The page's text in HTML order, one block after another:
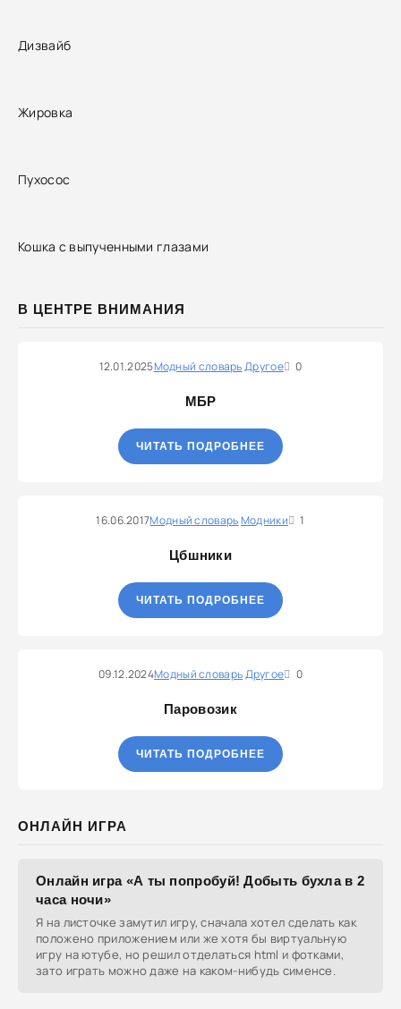
Дизвайб
Жировка
Пухосос
Кошка с выпученными глазами
В ЦЕНТРЕ ВНИМАНИЯ
12.01.2025Модный словарьДругое 0
МБР
ЧИТАТЬ ПОДРОБНЕЕ
16.06.2017Модный словарьМодники 1
Цбшники
ЧИТАТЬ ПОДРОБНЕЕ
09.12.2024Модный словарьДругое 0
Паровозик
ЧИТАТЬ ПОДРОБНЕЕ
ОНЛАЙН ИГРА
Онлайн игра «А ты попробуй! Добыть бухла в 2
часа ночи»
Я на листочке замутил игру, сначала хотел сделать как
положено приложением или же хотя бы виртуальную
игру на ютубе, но решил отделаться html и фотками,
зато играть можно даже на каком-нибудь сименсе.